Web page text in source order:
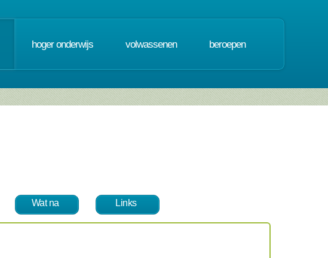
hoger onderwijs volwassenen beroepen
Wat na Links